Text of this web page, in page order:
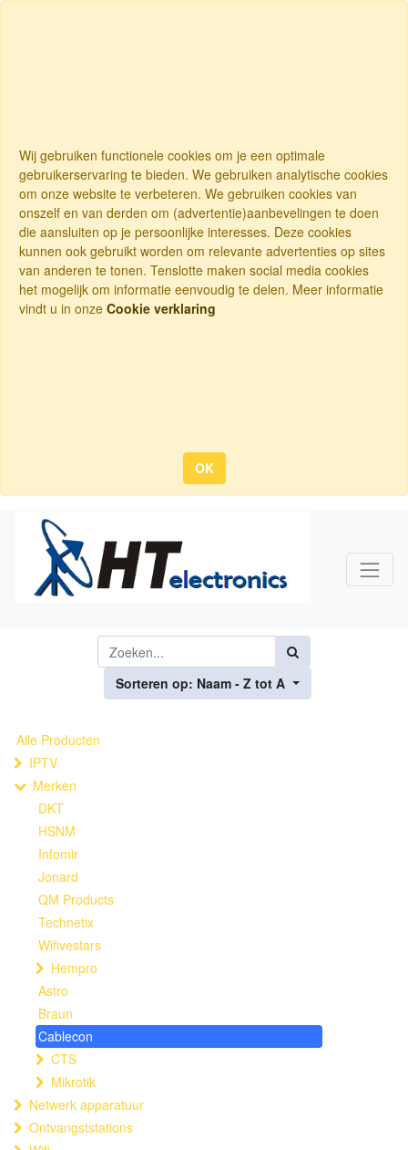
Wij gebruiken functionele cookies om je een optimale
gebruikerservaring te bieden. We gebruiken analytische cookies
om onze website te verbeteren. We gebruiken cookies van
onszelf en van derden om (advertentie)aanbevelingen te doen
die aansluiten op je persoonlijke interesses. Deze cookies
kunnen ook gebruikt worden om relevante advertenties op sites
van anderen te tonen. Tenslotte maken social media cookies
het mogelijk om informatie eenvoudig te delen. Meer informatie
vindt u in onze Cookie verklaring
OK
Sorteren op: Naam - Z tot A
Alle Producten
IPTV
Merken
DKT
HSNM
Infomir
Jonard
QM Products
Technetix
Wifivestars
Hempro
Astro
Braun
Cablecon
CTS
Mikrotik
Netwerk apparatuur
Ontvangststations